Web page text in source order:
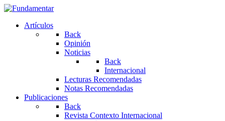
Artículos
Back
Opinión
Noticias
Back
Internacional
Lecturas Recomendadas
Notas Recomendadas
Publicaciones
Back
Revista Contexto Internacional